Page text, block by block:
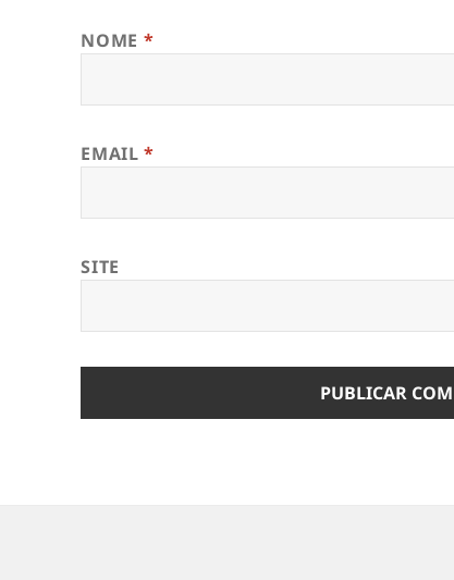
NOME *
EMAIL*
SITE